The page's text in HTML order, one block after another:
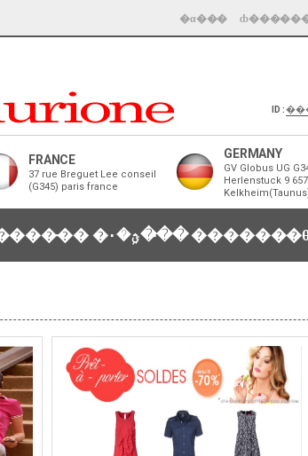
�α���
ID :
FRANCE
37 rue Breguet Lee conseil
(G345) paris france
GERMANY
GV Globus UG
Herlenstuck 9
�ؿܹ�۰��̵�